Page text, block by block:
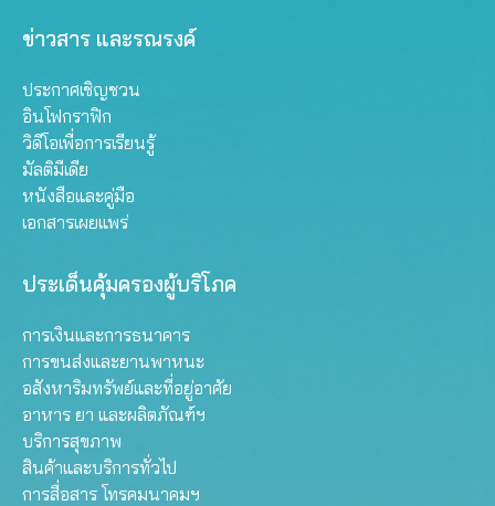
ข่าวสาร และรณรงค์
ประกาศเชิญชวน
อินโฟกราฟิก
วิดีโอเพื่อการเรียนรู้
มัลติมีเดีย
หนังสือและคู่มือ
เอกสารเผยแพร่
ประเด็นคุ้มครองผู้บริโภค
การเงินและการธนาคาร
การขนส่งและยานพาหนะ
อสังหาริมทรัพย์และที่อยู่อาศัย
อาหาร ยา และผลิตภัณฑ์ฯ
บริการสุขภาพ
สินค้าและบริการทั่วไป
การสื่อสาร โทรคมนาคมฯ